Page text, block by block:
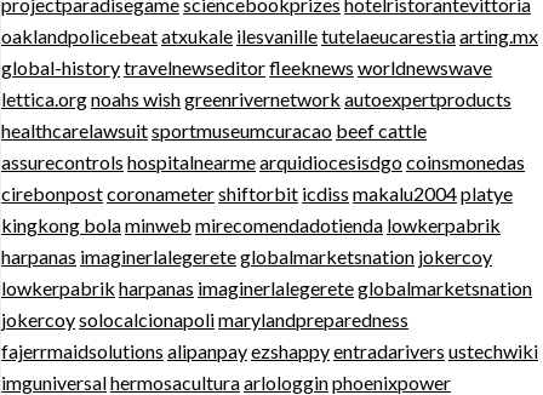
oaklandpolicebeatatxukale ilesvanilletutelaeucarestiaarting.mx
global-historytravelnewseditorfleeknews worldnewswave
lettica.orgnoahs wishgreenrivernetwork autoexpertproducts
healthcarelawsuitsportmuseumcuracao beef cattle
assurecontrols hospitalnearmearquidiocesisdgocoinsmonedas
cirebonpostcoronametershiftorbit icdiss makalu2004platye
kingkong bolaminweb mirecomendadotienda lowkerpabrik
harpanas imaginerlalegereteglobalmarketsnation jokercoy
lowkerpabrik harpanas imaginerlalegereteglobalmarketsnation
jokercoysolocalcionapolimarylandpreparedness
fajerrmaidsolutions alipanpayezshappyentradarivers ustechwiki
imguniversalhermosaculturaarlologginphoenixpower